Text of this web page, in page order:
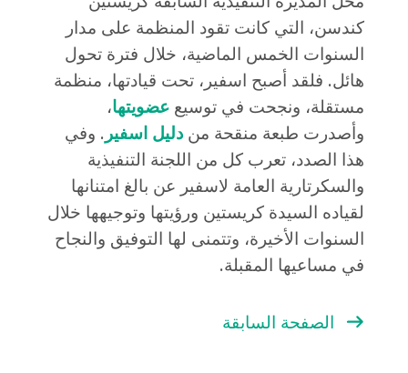
كندسن، التي كانت تقود المنظمة على مدار
السنوات الخمس الماضية، خلال فترة تحول
هائل. فلقد أصبح اسفير، تحت قيادتها، منظمة
مستقلة، ونجحت في توسيععضويتها،
وأصدرت طبعة منقحة مندليل اسفير . وفي
هذا الصدد، تعرب كل من اللجنة التنفيذية
والسكرتارية العامة لاسفير عن بالغ امتنانها
لقياده السيدة كريستين ورؤيتها وتوجيهها خلال
السنوات الأخيرة، وتتمنى لها التوفيق والنجاح
في مساعيها المقبلة.
الصفحة السابقة